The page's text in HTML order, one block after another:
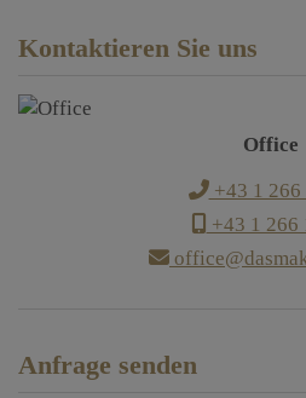
Kontaktieren Sie uns
Office
+43 1 266
+43 1 266
Anfrage senden